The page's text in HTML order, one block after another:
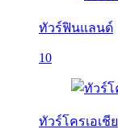
ทัวร์ฟินแลนด์
10
ทัวร์โครเอเชีย